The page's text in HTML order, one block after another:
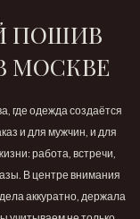
ПОШИВ
МОСКВЕ
где одежда создаётся
и для мужчин, и для
работа, встречи,
В центре внимания
аккуратно, держала